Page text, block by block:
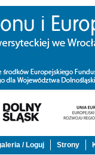
/ Loguj Strony